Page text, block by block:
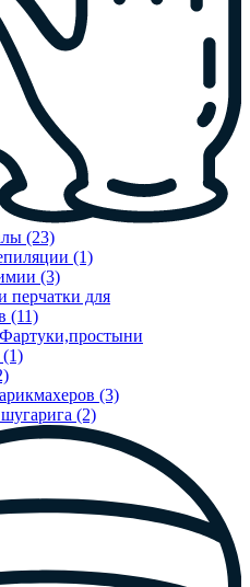
(23)
(1)
(3)
перчатки для
(11)
(1)
(3)
(2)